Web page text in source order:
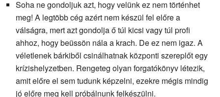
Soha ne gondoljuk azt, hogy velünk ez nem történhet
meg! A legtöbb cég azért nem készül fel előre a
válságra, mert azt gondolja ő túl kicsi vagy túl profi
ahhoz, hogy beüssön nála a krach. De ez nem igaz. A
véletlenek bárkiből csinálhatnak központi szereplőt egy
krízishelyzetben. Rengeteg olyan forgatókönyv létezik,
amit előre el sem tudunk képzelni, ezekre mégis mindig
jó előre meg kell próbálnunk felkészülni.